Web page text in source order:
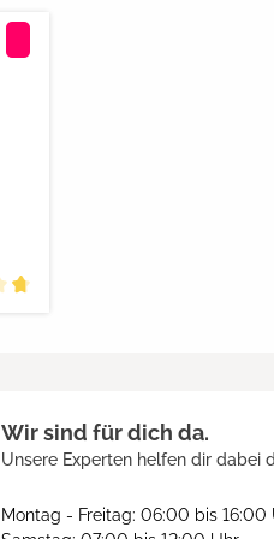
Wir sind für dich da.
Unsere Experten helfen dir dabei
Montag - Freitag: 06:00 bis 16:00